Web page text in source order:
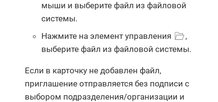
мыши и выберите файл из файловой
системы.
Нажмите на элемент управления
,
выберите файл из файловой системы.
Если в карточку не добавлен файл,
приглашение отправляется без подписи с
выбором подразделения/организации и